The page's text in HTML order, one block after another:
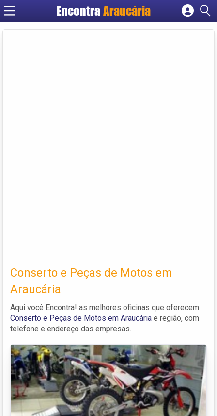
EncontraAraucária
Cadastrar empresa
Conserto e Peças de Motos em
Araucária
Aqui você Encontra! as melhores oficinas que oferecem
Conserto e Peças de Motos em Araucária e região, com
telefone e endereço das empresas.